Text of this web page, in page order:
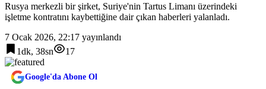
Rusya merkezli bir şirket, Suriye'nin Tartus Limanı üzerindeki
işletme kontratını kaybettiğine dair çıkan haberleri yalanladı.
7 Ocak 2026, 22:17 yayınlandı
1dk, 38sn
17
Google'da Abone Ol